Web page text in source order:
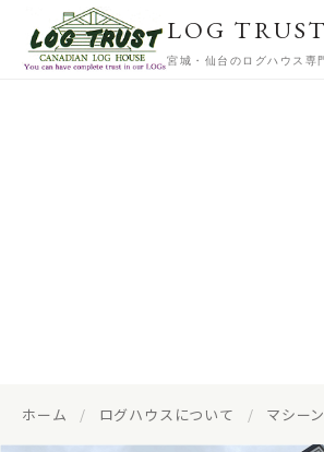
LOG TRUST
宮城・仙台のログハウス専
ホーム / ログハウスについて / マシー